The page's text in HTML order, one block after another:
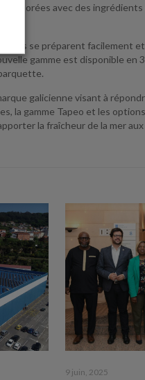
avec des
Ils se préparent facilement
gamme est disponible en
galicienne visant à
la gamme Tapeo et les
la fraîcheur de la mer
9 juin, 2025